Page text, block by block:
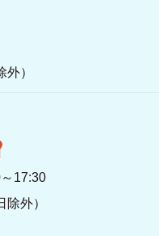
）
17:30
外）